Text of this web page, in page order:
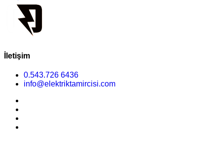
İletişim
0.543.726 6436
info@elektriktamircisi.com